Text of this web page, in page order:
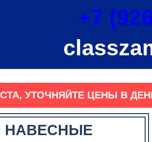
+7
УТОЧНЯЙТЕ ЦЕНЫ В
НАВЕСНЫЕ